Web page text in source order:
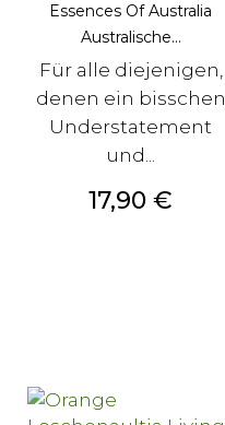
Essences Of Australia
Australische...
Für alle diejenigen,
denen ein bisschen
Understatement
und...
Preis
17,90 €